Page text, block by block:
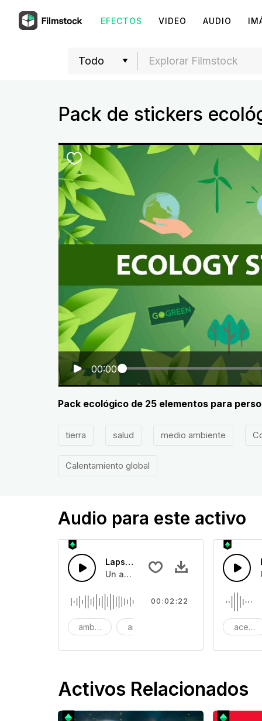
EFECTOS VIDEO AUDIO
Pack de stickers
00:00
Pack ecológico de 25 elementos para
tierra salud medio ambiente
Calentamiento global
Audio para este activo
Lapso de Tiempo Relajante
Un ambiente emocional con notas
ambiente analógico
00:02:22
acento
Activos Relacionados